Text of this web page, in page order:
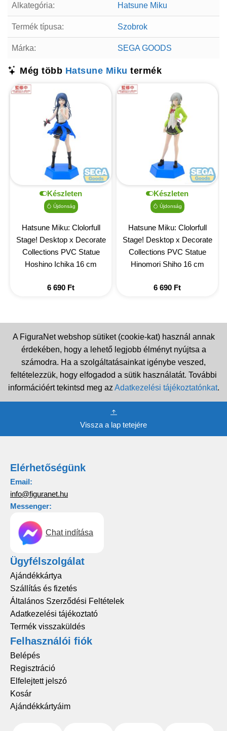
Alkategória: Hatsune Miku
Termék típusa: Szobrok
Márka: SEGA GOODS
Még több Hatsune Miku termék
Készleten
Újdonság
Hatsune Miku: Clolorfull
Stage! Desktop x Decorate
Collections PVC Statue
Hoshino Ichika 16 cm
6 690 Ft
Készleten
Újdonság
Hatsune Miku: Clolorfull
Stage! Desktop x Decorate
Collections PVC Statue
Hinomori Shiho 16 cm
6 690 Ft
A FiguraNet webshop sütiket (cookie-kat) használ annak
érdekében, hogy a lehető legjobb élményt nyújtsa a
számodra. Ha a szolgáltatásainkat igénybe veszed,
feltételezzük, hogy elfogadod a sütik használatát. További
információért tekintsd meg az Adatkezelési tájékoztatónkat.
Vissza a lap tetejére
Elérhetőségünk
Email:
info@figuranet.hu
Messenger:
Chat indítása
Ügyfélszolgálat
Ajándékkártya
Szállítás és fizetés
Általános Szerződési Feltételek
Adatkezelési tájékoztató
Termék visszaküldés
Felhasználói fiók
Belépés
Regisztráció
Elfelejtett jelszó
Kosár
Ajándékkártyáim